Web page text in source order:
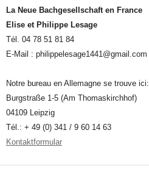
La Neue Bachgesellschaft en France
Elise et Philippe Lesage
Tél. 04 78 51 81 84
E-Mail : philippelesage1441@gmail.com
Notre bureau en Allemagne se trouve ici:
Burgstraße 1-5 (Am Thomaskirchhof)
04109 Leipzig
Tél.: + 49 (0) 341 / 9 60 14 63
Kontaktformular